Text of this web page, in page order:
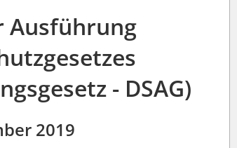
Ausführung
- DSAG)
2019